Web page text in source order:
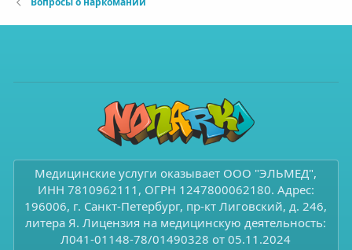
Медицинские услуги оказывает ООО "ЭЛЬМЕД",
ИНН 7810962111, ОГРН 1247800062180. Адрес:
196006, г. Санкт-Петербург, пр-кт Лиговский, д. 246,
литера Я. Лицензия на медицинскую деятельность:
Л041-01148-78/01490328 от 05.11.2024